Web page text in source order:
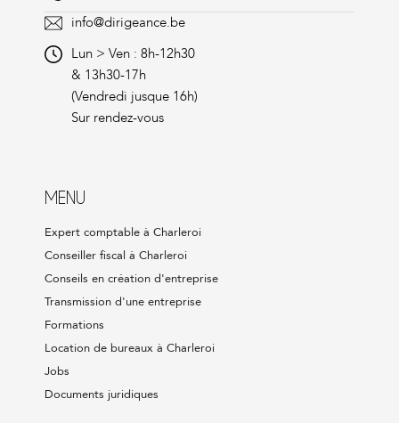
info@dirigeance.be
Lun > Ven : 8h-12h30
& 13h30-17h
(Vendredi jusque 16h)
Sur rendez-vous
MENU
Expert comptable à Charleroi
Conseiller fiscal à Charleroi
Conseils en création d'entreprise
Transmission d'une entreprise
Formations
Location de bureaux à Charleroi
Jobs
Documents juridiques